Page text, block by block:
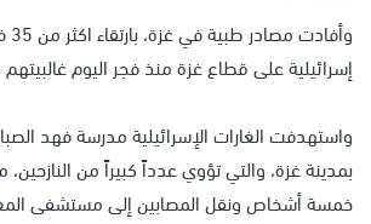
إسرائيلية على قطاع غزة منذ فجر اليوم
واستهدفت الغارات الإسرائيلية مدرسة فهد
بمدينة غزة، والتي تؤوي عدداً كبيراً من النازحين،
خمسة أشخاص ونقل المصابين إلى مستشفى